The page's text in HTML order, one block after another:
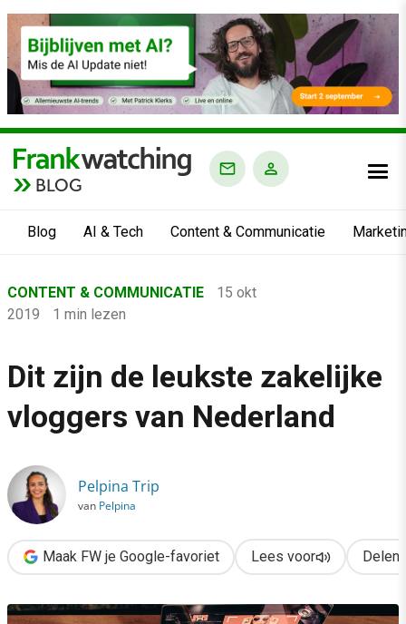
BLOG
Blog AI & Tech Content & Communicatie
›
Content & Communicatie
›
CONTENT & COMMUNICATIE
15 okt
2019
1 min lezen
Dit zijn de leukste zakelijke
vloggers van Nederland
Pelpina Trip
van Pelpina
Maak FW je Google-favoriet Lees voor Delen